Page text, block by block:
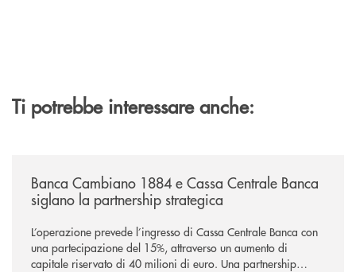
Ti potrebbe interessare anche:
Banca Cambiano 1884 e Cassa Centrale Banca
siglano la partnership strategica
L’operazione prevede l’ingresso di Cassa Centrale Banca con
una partecipazione del 15%, attraverso un aumento di
capitale riservato di 40 milioni di euro. Una partnership